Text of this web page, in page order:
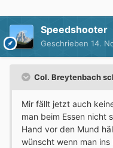
Speedshooter
Geschrieben 14.
Col. Breytenbach
Mir fällt jetzt auch
man beim Essen nicht
Hand vor den Mund
wünscht wenn man ins